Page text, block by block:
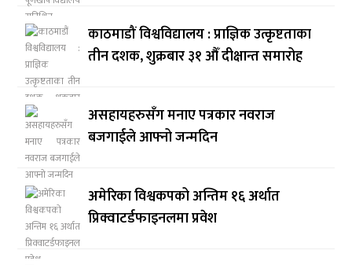
काठमाडौं विश्वविद्यालय : प्राज्ञिक उत्कृष्टताका
तीन दशक, शुक्रबार ३१ औँ दीक्षान्त समारोह
असहायहरुसँग मनाए पत्रकार नवराज
बजगाईले आफ्नो जन्मदिन
अमेरिका विश्वकपको अन्तिम १६ अर्थात
प्रिक्वाटर्डफाइनलमा प्रवेश